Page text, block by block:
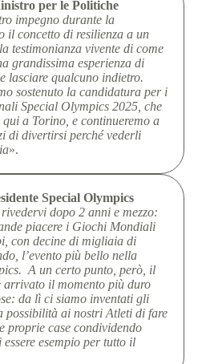
per le Politiche
impegno durante la
il concetto di resilienza a un
testimonianza vivente di come
grandissima esperienza di
lasciare qualcuno indietro.
sostenuto la candidatura per i
Special Olympics 2025, che
a Torino, e continueremo a
di divertirsi perché vederli
».
Special Olympics
dopo 2 anni e mezzo:
piacere i Giochi Mondiali
con decine di migliaia di
l’evento più bello nella
A un certo punto, però, il
arrivato il momento più duro
da lì ci siamo inventati gli
possibilità ai nostri Atleti di fare
proprie case condividendo
esempio per tutto il